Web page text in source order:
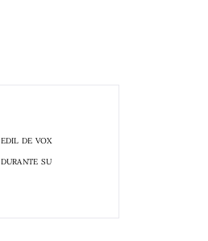
DE VOX
SU